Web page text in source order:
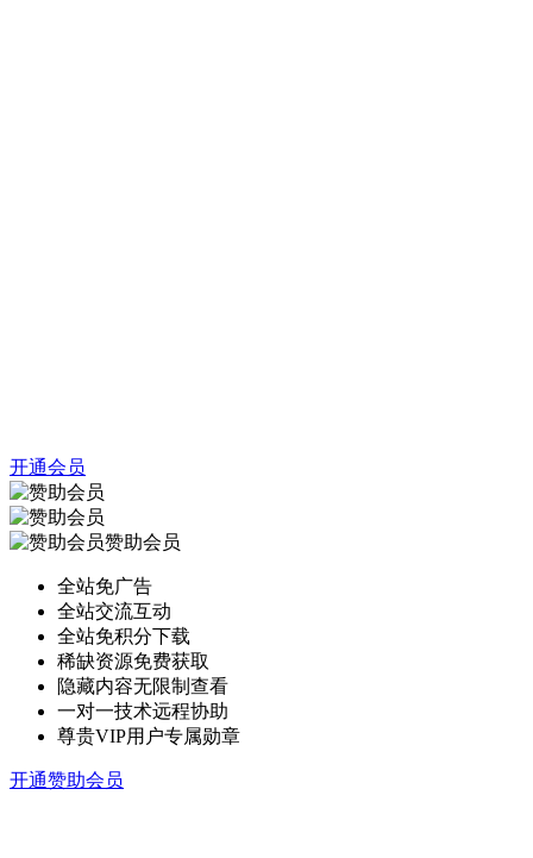
开通会员
赞助会员
全站免广告
全站交流互动
全站免积分下载
稀缺资源免费获取
隐藏内容无限制查看
一对一技术远程协助
尊贵VIP用户专属勋章
开通赞助会员